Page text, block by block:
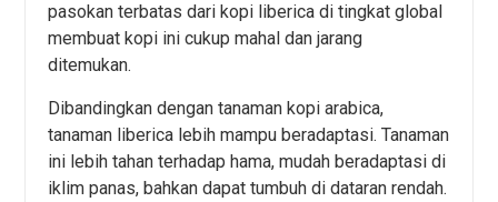
pasokan terbatas dari kopi liberica di tingkat global
membuat kopi ini cukup mahal dan jarang
ditemukan.
Dibandingkan dengan tanaman kopi arabica,
tanaman liberica lebih mampu beradaptasi. Tanaman
ini lebih tahan terhadap hama, mudah beradaptasi di
iklim panas, bahkan dapat tumbuh di dataran rendah.